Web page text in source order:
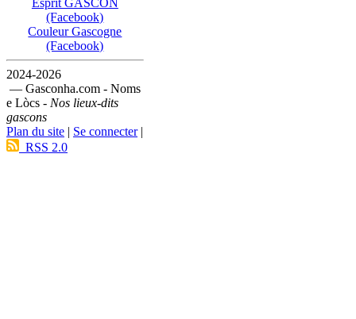
(Facebook)
Couleur Gascogne
(Facebook)
2024-2026
— Gasconha.com - Noms
e Lòcs - Nos lieux-dits
gascons
Plan du site | Se connecter|
RSS 2.0